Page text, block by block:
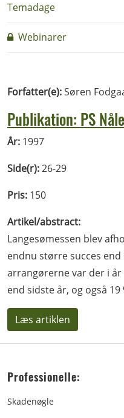
Temadage
Webinarer
Forfatter(e):Søren
Publikation: PS
År: 1997
Side(r):26-29
Pris: 150
Artikel/abstract:
Langesømessen blev
endnu større succes end
arrangørerne var der i år
end sidste år, og også
Læs artiklen
Professionelle:
Skadenøgle